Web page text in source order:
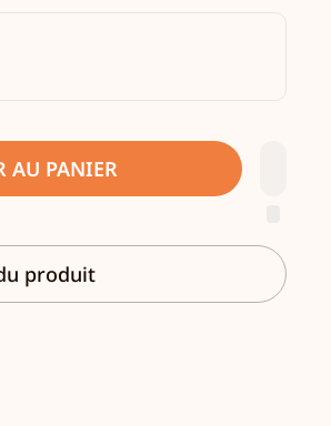
AU PANIER
produit